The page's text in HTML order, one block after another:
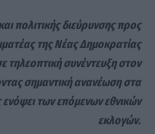
πολιτικής διεύρυνσης προς
της Νέας Δημοκρατίας
τηλεοπτική συνέντευξη στον
σημαντική ανανέωση στα
των επόμενων εθνικών
εκλογών.